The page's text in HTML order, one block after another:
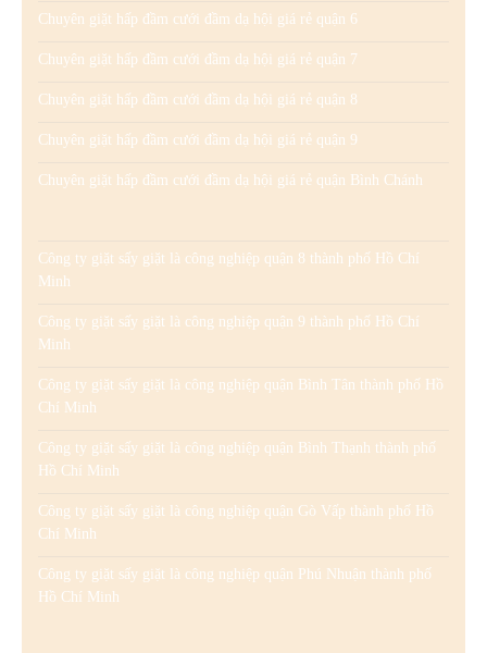
Chuyên giặt hấp đầm cưới đầm dạ hội giá rẻ quận 6
Chuyên giặt hấp đầm cưới đầm dạ hội giá rẻ quận 7
Chuyên giặt hấp đầm cưới đầm dạ hội giá rẻ quận 8
Chuyên giặt hấp đầm cưới đầm dạ hội giá rẻ quận 9
Chuyên giặt hấp đầm cưới đầm dạ hội giá rẻ quận Bình Chánh
Công ty giặt sấy giặt là công nghiệp quận 8 thành phố Hồ Chí
Minh
Công ty giặt sấy giặt là công nghiệp quận 9 thành phố Hồ Chí
Minh
Công ty giặt sấy giặt là công nghiệp quận Bình Tân thành phố Hồ
Chí Minh
Công ty giặt sấy giặt là công nghiệp quận Bình Thạnh thành phố
Hồ Chí Minh
Công ty giặt sấy giặt là công nghiệp quận Gò Vấp thành phố Hồ
Chí Minh
Công ty giặt sấy giặt là công nghiệp quận Phú Nhuận thành phố
Hồ Chí Minh